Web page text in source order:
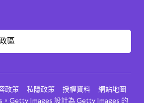
區
Getty Images 設計為 Getty Images 的
政策 私隱政策 授權資料 網站地圖